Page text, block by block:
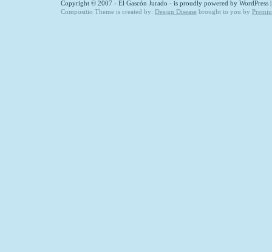
Copyright © 2007 - El Gascón Jurado - is proudly powered by WordPress |
Compositio Theme is created by: Design Disease brought to you by